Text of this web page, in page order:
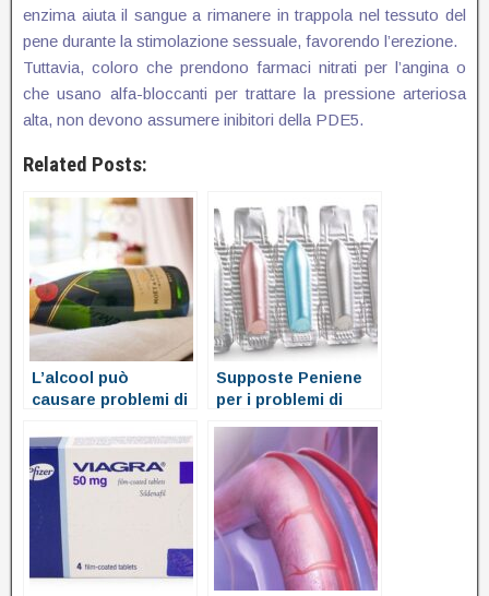
enzima aiuta il sangue a rimanere in trappola nel tessuto del
pene durante la stimolazione sessuale, favorendo l’erezione.
Tuttavia, coloro che prendono farmaci nitrati per l’angina o
che usano alfa-bloccanti per trattare la pressione arteriosa
alta, non devono assumere inibitori della PDE5.
Related Posts:
L’alcool può
causare problemi di
Supposte Peniene
per i problemi di